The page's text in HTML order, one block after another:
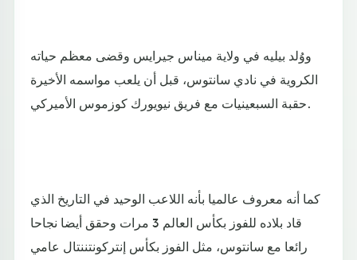
ووُلد بيليه في ولاية ميناس جيرايس وقضى معظم حياته
الكروية في نادي سانتوس، قبل أن يلعب مواسمه الأخيرة
حقبة السبعينيات مع فريق نيويورك كوزموس الأميركي.
كما أنه معروف عالميا بأنه اللاعب الوحيد في التاريخ الذي
قاد بلاده للفوز بكأس العالم 3 مرات وحقق أيضا نجاحا
رائعا مع سانتوس، مثل الفوز بكأس إنتركونتننتال عامي